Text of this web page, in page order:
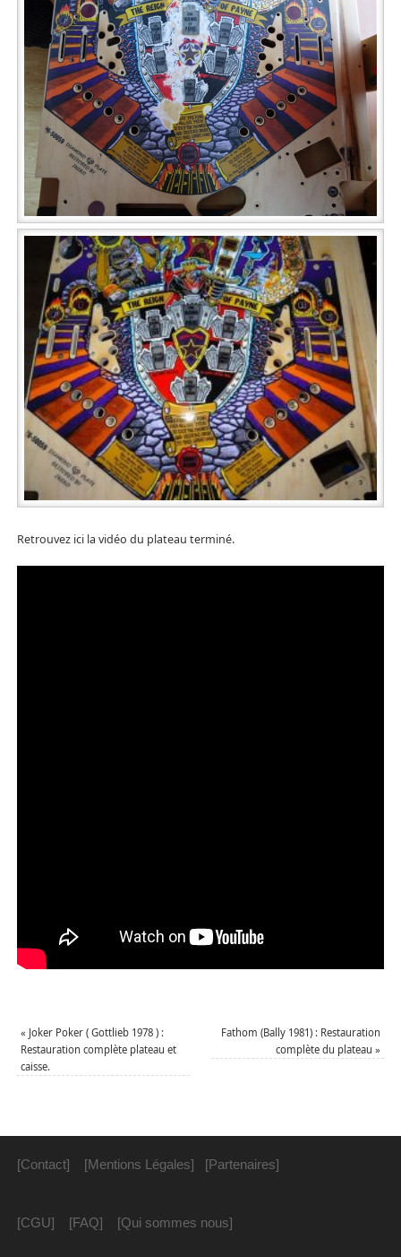
Retrouvez ici la vidéo du plateau terminé.
« Joker Poker ( Gottlieb 1978 ) :
Restauration complète plateau et
caisse.
Fathom (Bally 1981) : Restauration
complète du plateau»
[Contact] [Mentions Légales] [Partenaires]
[CGU] [FAQ] [Qui sommes nous]